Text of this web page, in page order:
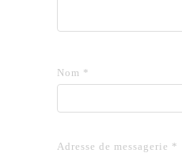
Nom *
Adresse de messagerie *